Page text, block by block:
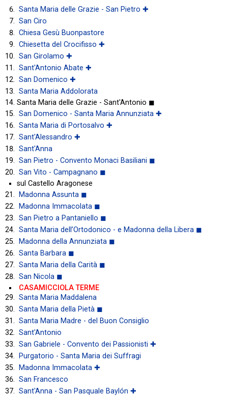
Santa Maria delle Grazie - San Pietro ✚
San Ciro
Chiesa Gesù Buonpastore
Chiesetta del Crocifisso ✚
San Girolamo ✚
Sant'Antonio Abate ✚
San Domenico ✚
Santa Maria Addolorata
Santa Maria delle Grazie - Sant'Antonio ◼
San Domenico - Santa Maria Annunziata ✚
Santa Maria di Portosalvo ✚
Sant'Alessandro ✚
Sant'Anna
San Pietro - Convento Monaci Basiliani ◼
San Vito - Campagnano ◼
sul Castello Aragonese
Madonna Assunta ◼
Madonna Immacolata ◼
San Pietro a Pantaniello ◼
Santa Maria dell’Ortodonico - e Madonna della Libera ◼
Madonna della Annunziata ◼
Santa Barbara ◼
Santa Maria della Carità ◼
San Nicola ◼
CASAMICCIOLA TERME
Santa Maria Maddalena
Santa Maria della Pietà ◼
Santa Maria Madre - del Buon Consiglio
Sant'Antonio
San Gabriele - Convento dei Passionisti ✚
Purgatorio - Santa Maria dei Suffragi
Madonna Immacolata ✚
San Francesco
Sant'Anna - San Pasquale Baylón ✚